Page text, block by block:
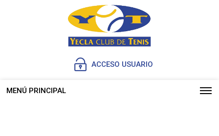
ACCESO USUARIO
MENÚ PRINCIPAL